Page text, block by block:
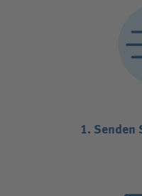
1. Senden